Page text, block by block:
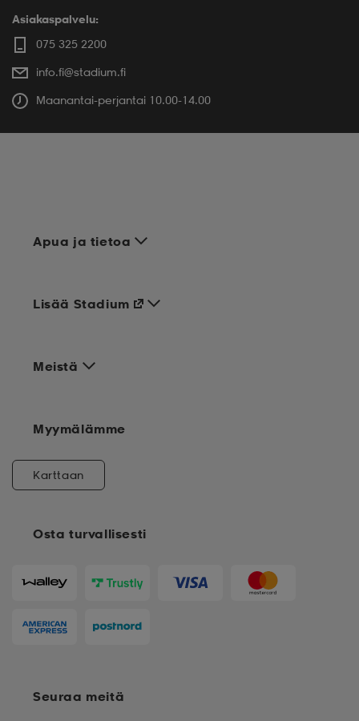
Asiakaspalvelu:
075 325 2200
info.fi@stadium.fi
Maanantai-perjantai 10.00-14.00
Apua ja tietoa
Meistä
Osta turvallisesti
Lisää Stadium
Myymälämme
Karttaan
Seuraa meitä